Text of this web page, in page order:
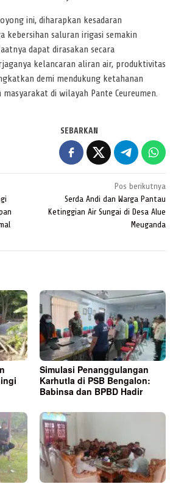
ini, diharapkan kesadaran
kebersihan saluran irigasi semakin
dapat dirasakan secara
kelancaran aliran air, produktivitas
demi mendukung ketahanan
di wilayah Pante Ceureumen.
SEBARKAN
Pos berikutnya
Serda Andi dan Warga Pantau
Ketinggian Air Sungai di Desa Alue
Meuganda
Simulasi Penanggulangan
Karhutla di PSB Bengalon:
Babinsa dan BPBD Hadir